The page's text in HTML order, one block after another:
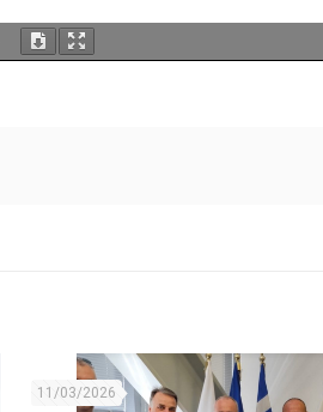
11/03/2026